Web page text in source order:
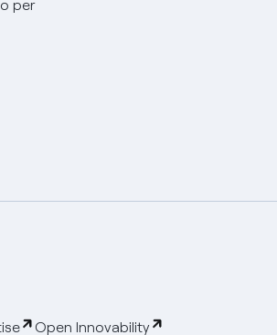
per
Open Innovability